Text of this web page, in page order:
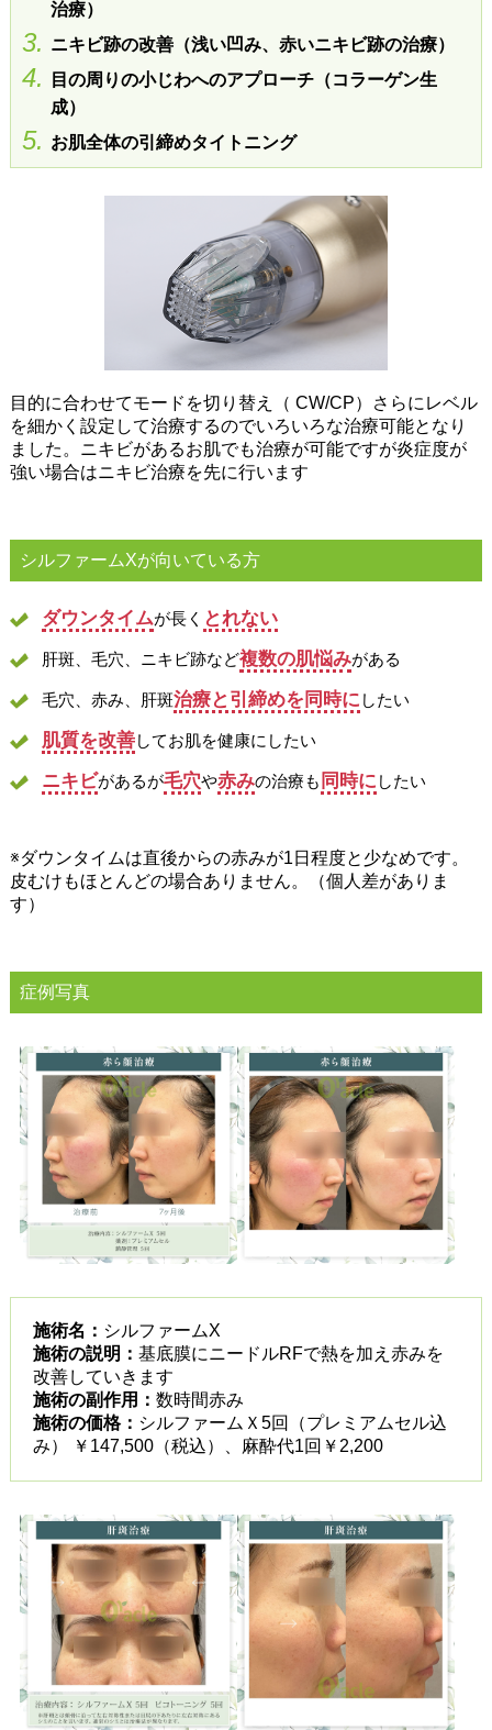
治療）
3. ニキビ跡の改善（浅い凹み、赤いニキビ跡の治療）
4.
目の周りの小じわへのアプローチ（コラーゲン生
成）
5. お肌全体の引締めタイトニング
目的に合わせてモードを切り替え（ CW/CP）さらにレベル
を細かく設定して治療するのでいろいろな治療可能となり
ました。ニキビがあるお肌でも治療が可能ですが炎症度が
強い場合はニキビ治療を先に行います
シルファームXが向いている方
ダウンタイムが長く とれない
肝斑、毛穴、ニキビ跡など複数の肌悩みがある
毛穴、赤み、肝斑治療と引締めを同時に したい
肌質を改善してお肌を健康にしたい
ニキビがあるが毛穴や赤みの治療も 同時に したい
※ダウンタイムは直後からの赤みが1日程度と少なめです。
皮むけもほとんどの場合ありません。（個人差がありま
す）
症例写真
施術名： シルファームX
施術の説明： 基底膜にニードルRFで熱を加え赤みを
改善していきます
施術の副作用： 数時間赤み
施術の価格： シルファームＸ5回（プレミアムセル込
み） ￥147,500（税込）、麻酔代1回￥2,200